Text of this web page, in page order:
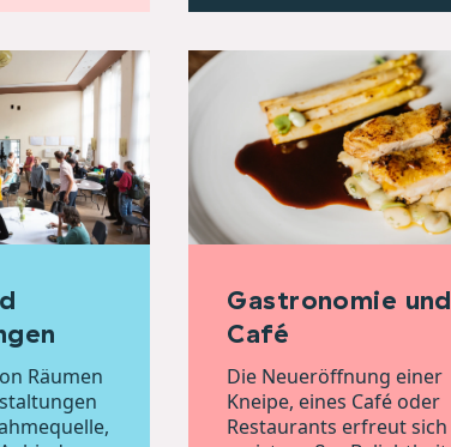
Räumen
Gastronomie und
Café
Die Neueröffnung einer
Kneipe, eines Café oder
Restaurants erfreut sich